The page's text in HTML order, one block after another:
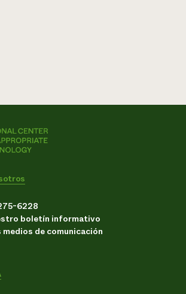
6228
boletín informativo
de comunicación